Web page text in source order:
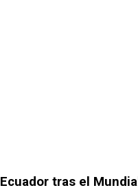
tras el Mundial